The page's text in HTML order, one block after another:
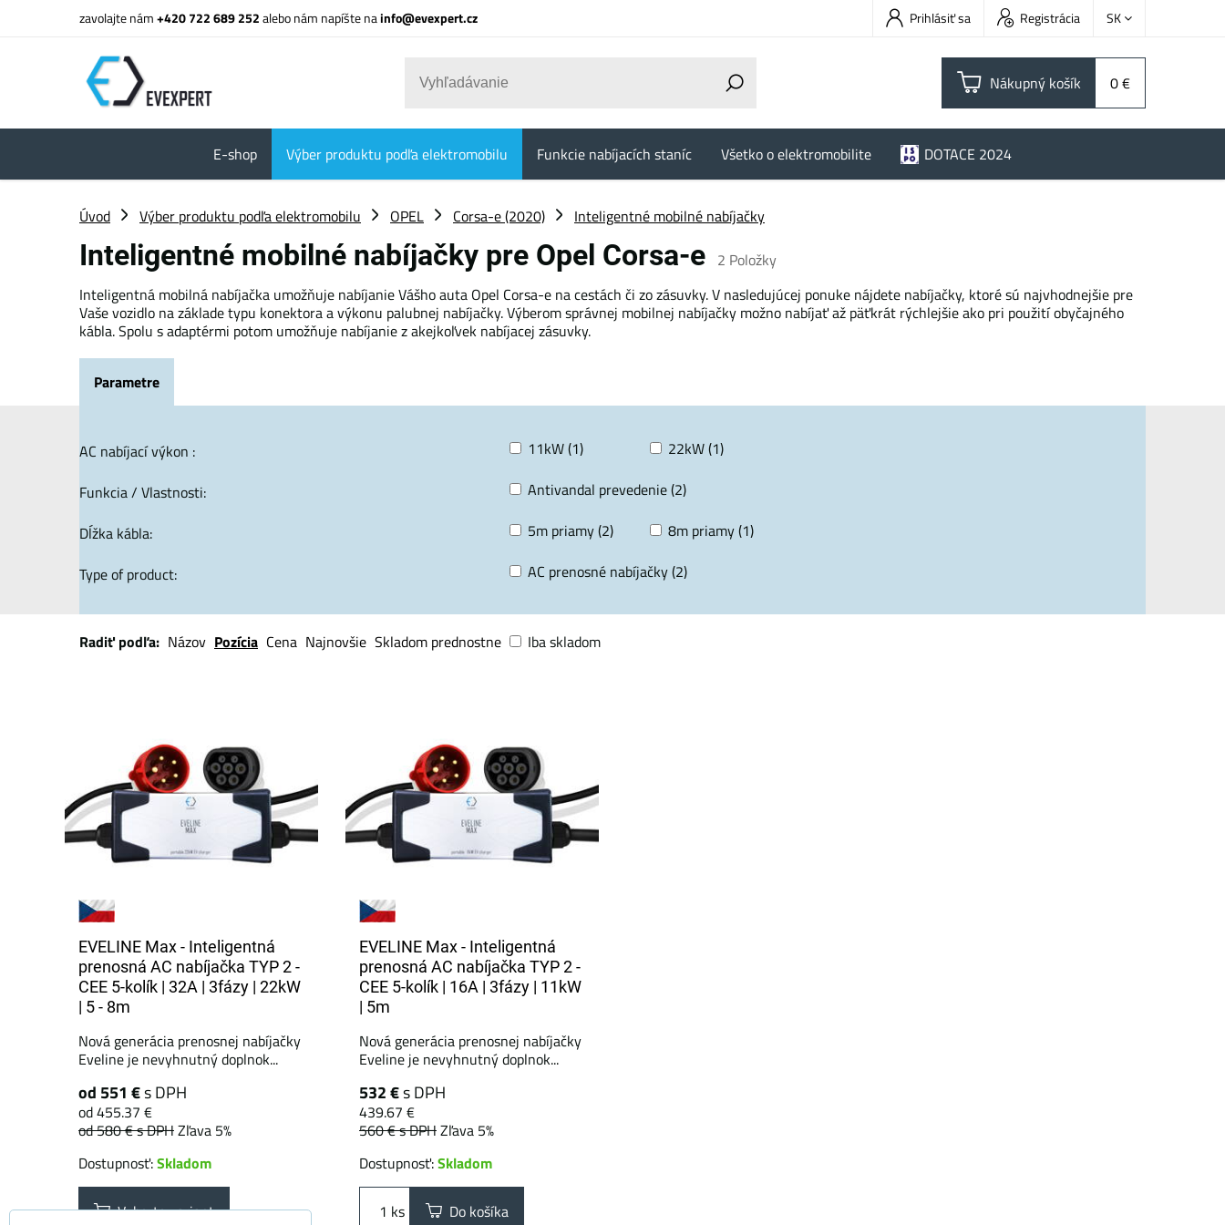
zavolajte nám+420 722 689 252alebo nám napíšte nainfo@evexpert.cz Prihlásiť sa Registrácia SK
Nákupný košík 0 €
E-shop Výber produktu podľa elektromobilu Funkcie nabíjacích staníc Všetko o elektromobilite DOTACE 2024
Úvod Výber produktu podľa elektromobilu OPEL Corsa-e (2020) Inteligentné mobilné nabíjačky
Inteligentné mobilné nabíjačky pre Opel Corsa-e 2 Položky
Inteligentná mobilná nabíjačka umožňuje nabíjanie Vášho auta Opel Corsa-e na cestách či zo zásuvky. V nasledujúcej ponuke nájdete nabíjačky, ktoré sú najvhodnejšie pre
Vaše vozidlo na základe typu konektora a výkonu palubnej nabíjačky. Výberom správnej mobilnej nabíjačky možno nabíjať až päťkrát rýchlejšie ako pri použití obyčajného
kábla. Spolu s adaptérmi potom umožňuje nabíjanie z akejkoľvek nabíjacej zásuvky.
Parametre
AC nabíjací výkon : 11kW (1)
22kW (1)
Funkcia / Vlastnosti:
Antivandal prevedenie (2)
Dĺžka kábla:
5m priamy (2)
8m priamy (1)
Type of product:
AC prenosné nabíjačky (2)
Radiť podľa: Názov Pozícia Cena Najnovšie Skladom prednostne Iba skladom
EVELINE Max - Inteligentná
prenosná AC nabíjačka TYP 2 -
CEE 5-kolík | 32A | 3fázy | 22kW
| 5 - 8m
Nová generácia prenosnej nabíjačky
Eveline je nevyhnutný doplnok...
od 551 €s DPH
od 455.37 €
od 580 €s DPHZľava 5%
Dostupnosť:Skladom
Vyberte variant
EVELINE Max - Inteligentná
prenosná AC nabíjačka TYP 2 -
CEE 5-kolík | 16A | 3fázy | 11kW
| 5m
Nová generácia prenosnej nabíjačky
Eveline je nevyhnutný doplnok...
532 €s DPH
439.67 €
560 €s DPHZľava 5%
Dostupnosť:Skladom
ks
Do košíka